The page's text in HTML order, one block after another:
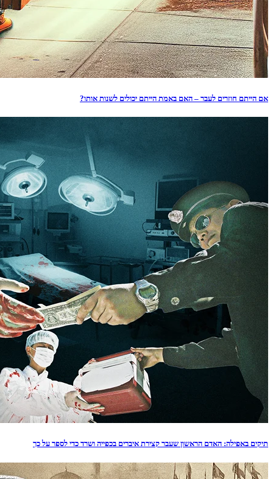
אם הייתם חוזרים לעבר – האם באמת הייתם יכולים לשנות אותו?
תיקים באפילה: האדם הראשון שעבר קצירת איברים בכפייה ושרד כדי לספר על כך